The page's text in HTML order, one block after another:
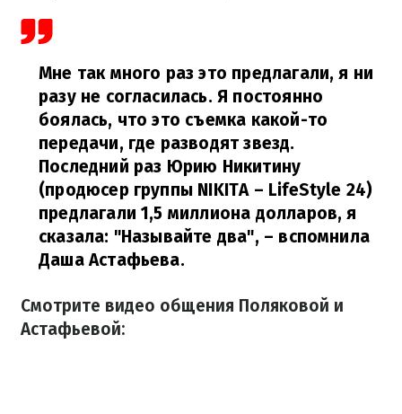
Мне так много раз это предлагали, я ни
разу не согласилась. Я постоянно
боялась, что это съемка какой-то
передачи, где разводят звезд.
Последний раз Юрию Никитину
(продюсер группы NIKITA – LifeStyle 24)
предлагали 1,5 миллиона долларов, я
сказала: "Называйте два", – вспомнила
Даша Астафьева.
Смотрите видео общения Поляковой и
Астафьевой: